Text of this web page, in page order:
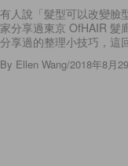
有人說「髮型可以改變臉
家分享過東京 OfHAIR 髮
分享過的整理小技巧，這
By Ellen Wang/2018年8月